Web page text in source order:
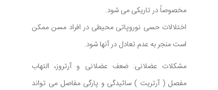
مخصوصاً در تاریکی می شود.
اختلالات حسی نوروپاتی محیطی در افراد مسن ممکن
است منجر به عدم تعادل در آنها شود.
مشکلات عضلانی: ضعف عضلانی و آرتروز، التهاب
مفصل ( آرتریت ) سائیدگی و پارگی مفاصل می تواند